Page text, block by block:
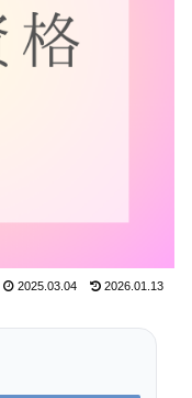
2025.03.04 2026.01.13